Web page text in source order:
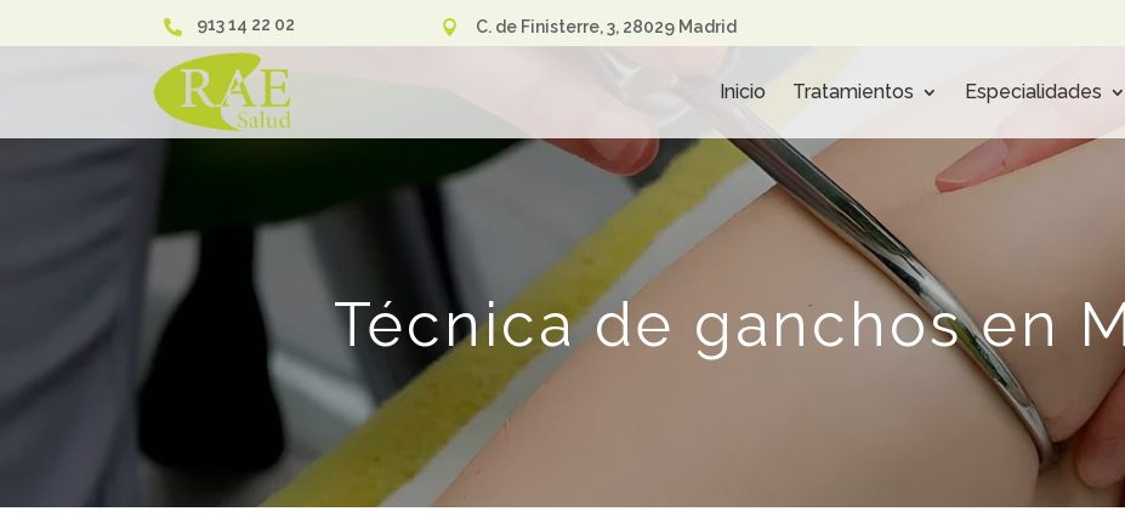
 913 14 22 02  C. de Finisterre, 3, 28029 Madrid
Inicio Tratamientos Especialidades
Técnica de ganchos en